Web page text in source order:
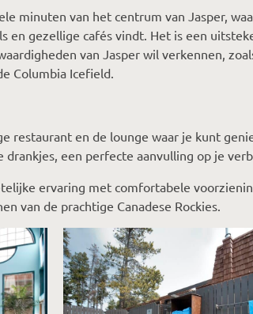
minuten van het centrum van Jasper,
en gezellige cafés vindt. Het is een
van Jasper wil verkennen,
Columbia Icefield.
restaurant en de lounge waar je kunt
een perfecte aanvulling op je
ervaring met comfortabele
van de prachtige Canadese Rockies.